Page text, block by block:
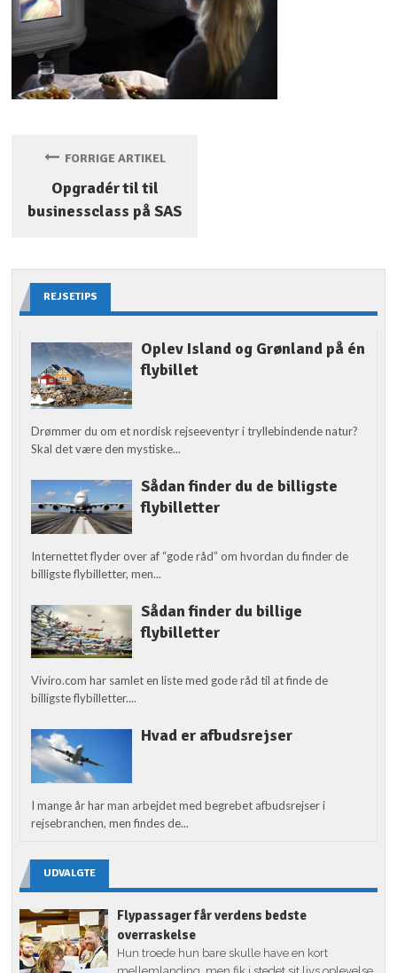
FORRIGE ARTIKEL
Opgradér til til
businessclass på SAS
REJSETIPS
Oplev Island og Grønland på én
flybillet
Drømmer du om et nordisk rejseeventyr i tryllebindende natur?
Skal det være den mystiske...
Sådan finder du de billigste
flybilletter
Internettet flyder over af “gode råd” om hvordan du finder de
billigste flybilletter, men...
Sådan finder du billige
flybilletter
Viviro.com har samlet en liste med gode råd til at finde de
billigste flybilletter....
Hvad er afbudsrejser
I mange år har man arbejdet med begrebet afbudsrejser i
rejsebranchen, men findes de...
UDVALGTE
Flypassager får verdens bedste
overraskelse
Hun troede hun bare skulle have en kort